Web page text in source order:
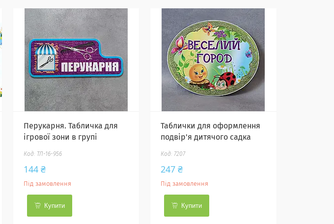
Перукарня. Табличка для
ігрової зони в групі
ТЛ-16-956
144 ₴
Під замовлення
Купити
Таблички для оформлення
подвір'я дитячого садка
7207
247 ₴
Під замовлення
Купити